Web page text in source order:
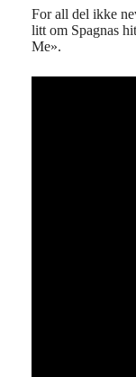
For all del ikke
litt om Spagnas
Me».